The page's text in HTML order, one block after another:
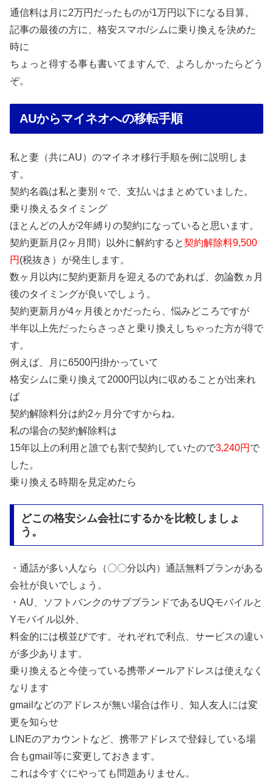
通信料は月に2万円だったものが1万円以下になる目算。
記事の最後の方に、格安スマホ/シムに乗り換えを決めた
時に
ちょっと得する事も書いてますんで、よろしかったらどう
ぞ。
AUからマイネオへの移転手順
私と妻（共にAU）のマイネオ移行手順を例に説明しま
す。
契約名義は私と妻別々で、支払いはまとめていました。
乗り換えるタイミング
ほとんどの人が2年縛りの契約になっていると思います。
契約更新月(2ヶ月間）以外に解約すると契約解除料9,500
円 (税抜き）が発生します。
数ヶ月以内に契約更新月を迎えるのであれば、勿論数ヵ月
後のタイミングが良いでしょう。
契約更新月が4ヶ月後とかだったら、悩みどころですが
半年以上先だったらさっさと乗り換えしちゃった方が得で
す。
例えば、月に6500円掛かっていて
格安シムに乗り換えて2000円以内に収めることが出来れ
ば
契約解除料分は約2ヶ月分ですからね。
私の場合の契約解除料は
15年以上の利用と誰でも割で契約していたので3,240円 で
した。
乗り換える時期を見定めたら
どこの格安シム会社にするかを比較しましょ
う。
・通話が多い人なら（〇〇分以内）通話無料プランがある
会社が良いでしょう。
・AU、ソフトバンクのサブブランドであるUQモバイルと
Yモバイル以外、
料金的には横並びです。それぞれで利点、サービスの違い
が多少あります。
乗り換えると今使っている携帯メールアドレスは使えなく
なります
gmailなどのアドレスが無い場合は作り、知人友人には変
更を知らせ
LINEのアカウントなど、携帯アドレスで登録している場
合もgmail等に変更しておきます。
これは今すぐにやっても問題ありません。